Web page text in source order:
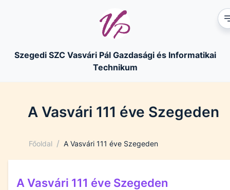
Szegedi SZC Vasvári Pál Gazdasági és Informatikai
Technikum
A Vasvári 111 éve Szegeden
Főoldal / A Vasvári 111 éve Szegeden
A Vasvári 111 éve Szegeden